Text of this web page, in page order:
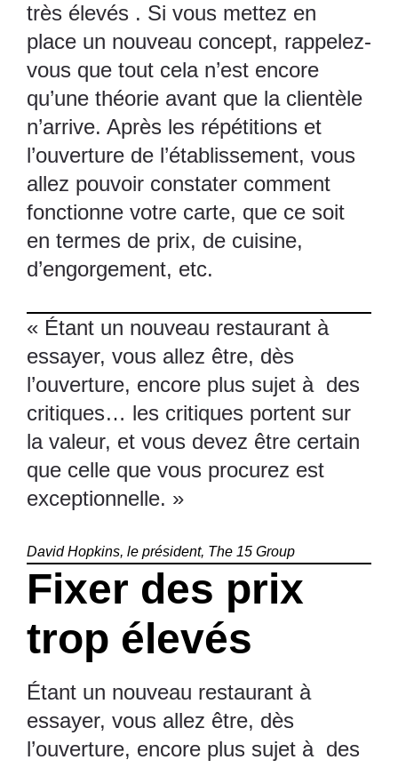
très élevés . Si vous mettez en
place un nouveau concept, rappelez-
vous que tout cela n’est encore
qu’une théorie avant que la clientèle
n’arrive. Après les répétitions et
l’ouverture de l’établissement, vous
allez pouvoir constater comment
fonctionne votre carte, que ce soit
en termes de prix, de cuisine,
d’engorgement, etc.
« Étant un nouveau restaurant à
essayer, vous allez être, dès
l’ouverture, encore plus sujet à des
critiques… les critiques portent sur
la valeur, et vous devez être certain
que celle que vous procurez est
exceptionnelle. »
David Hopkins, le président, The 15 Group
Fixer des prix
trop élevés
Étant un nouveau restaurant à
essayer, vous allez être, dès
l’ouverture, encore plus sujet à des